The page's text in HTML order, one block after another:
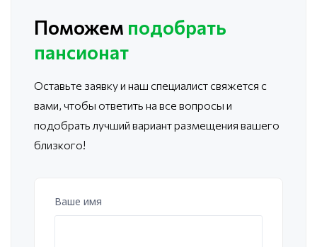
Поможем подобрать
пансионат
Оставьте заявку и наш специалист свяжется с
вами, чтобы ответить на все вопросы и
подобрать лучший вариант размещения вашего
близкого!